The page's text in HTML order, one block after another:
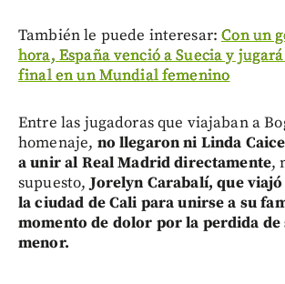
También le puede interesar:Con un
hora, España venció a Suecia y
final en un Mundial femenino
Entre las jugadoras que viajaban a
homenaje, no llegaron ni Linda
a unir al Real Madrid directamente,
supuesto,Jorelyn Carabalí, que viajó
la ciudad de Cali para unirse a su
momento de dolor por la perdida de
menor.